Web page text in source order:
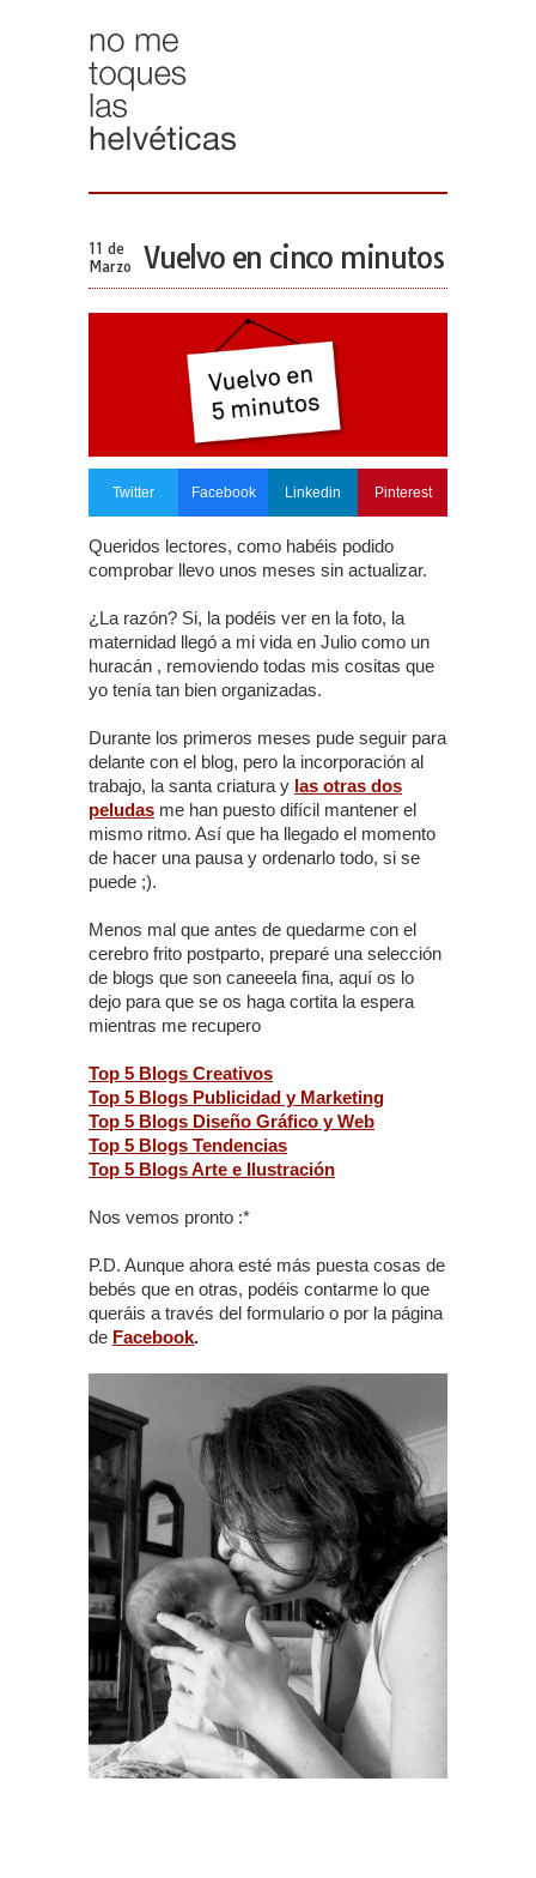
11 de
Marzo
Vuelvo en cinco minutos
Twitter Facebook Linkedin Pinterest
Queridos lectores, como habéis podido
comprobar llevo unos meses sin actualizar.
¿La razón? Si, la podéis ver en la foto, la
maternidad llegó a mi vida en Julio como un
huracán , removiendo todas mis cositas que
yo tenía tan bien organizadas.
Durante los primeros meses pude seguir para
delante con el blog, pero la incorporación al
trabajo, la santa criatura y las otras dos
peludas me han puesto difícil mantener el
mismo ritmo. Así que ha llegado el momento
de hacer una pausa y ordenarlo todo, si se
puede ;).
Menos mal que antes de quedarme con el
cerebro frito postparto, preparé una selección
de blogs que son caneeela fina, aquí os lo
dejo para que se os haga cortita la espera
mientras me recupero
Top 5 Blogs Creativos
Top 5 Blogs Publicidad y Marketing
Top 5 Blogs Diseño Gráfico y Web
Top 5 Blogs Tendencias
Top 5 Blogs Arte e Ilustración
Nos vemos pronto :*
P.D. Aunque ahora esté más puesta cosas de
bebés que en otras, podéis contarme lo que
queráis a través del formulario o por la página
de Facebook.